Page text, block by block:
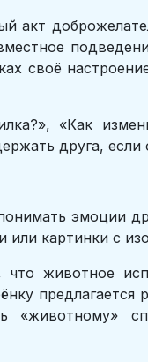
акт
своё
«Как
друга, если
эмоции
или картинки с
что животное
предлагается